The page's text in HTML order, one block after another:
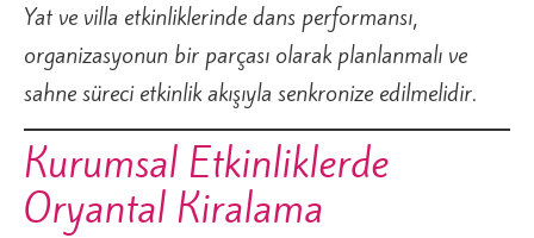
Yat ve villa etkinliklerinde dans performansı,
organizasyonun bir parçası olarak planlanmalı ve
sahne süreci etkinlik akışıyla senkronize edilmelidir.
Kurumsal Etkinliklerde
Oryantal Kiralama